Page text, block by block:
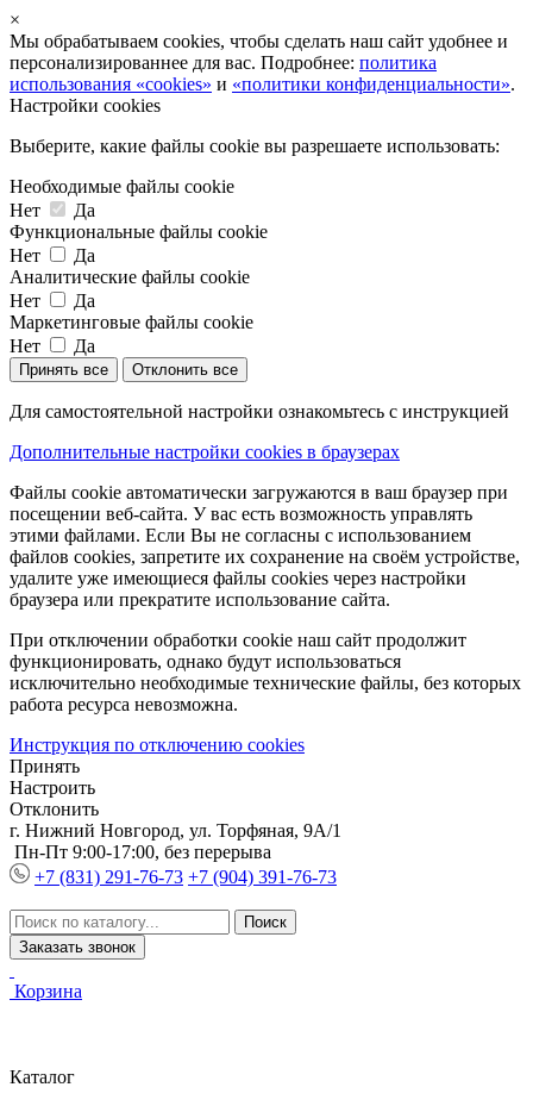
×
Мы обрабатываем cookies, чтобы сделать наш сайт удобнее и
персонализированнее для вас. Подробнее: политика
использования «cookies» и «политики конфиденциальности».
Настройки cookies
Выберите, какие файлы cookie вы разрешаете использовать:
Необходимые файлы cookie
Нет
Да
Функциональные файлы cookie
Нет
Да
Аналитические файлы cookie
Нет
Да
Маркетинговые файлы cookie
Нет
Да
Принять все Отклонить все
Для самостоятельной настройки ознакомьтесь с инструкцией
Дополнительные настройки cookies в браузерах
Файлы cookie автоматически загружаются в ваш браузер при
посещении веб-сайта. У вас есть возможность управлять
этими файлами. Если Вы не согласны с использованием
файлов cookies, запретите их сохранение на своём устройстве,
удалите уже имеющиеся файлы cookies через настройки
браузера или прекратите использование сайта.
При отключении обработки cookie наш сайт продолжит
функционировать, однако будут использоваться
исключительно необходимые технические файлы, без которых
работа ресурса невозможна.
Инструкция по отключению cookies
Принять
Настроить
Отклонить
г. Нижний Новгород, ул. Торфяная, 9А/1
Пн-Пт 9:00-17:00, без перерыва
+7 (831) 291-76-73 +7 (904) 391-76-73
Заказать звонок
Корзина
Каталог